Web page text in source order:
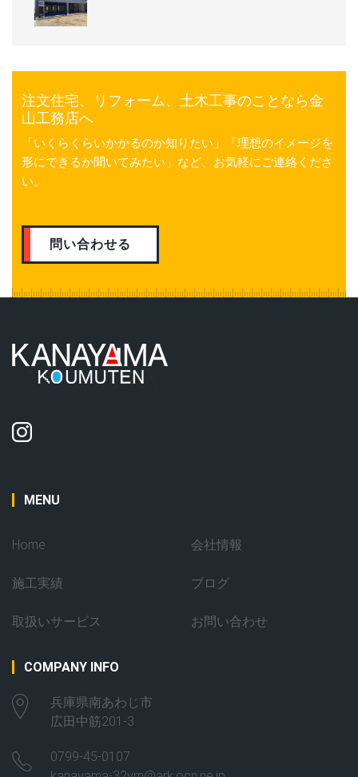
注文住宅、リフォーム、土木工事のことなら金
山工務店へ
「いくらくらいかかるのか知りたい」「理想のイメージを
形にできるか聞いてみたい」など、お気軽にご連絡くださ
い。
問い合わせる
MENU
Home
施工実績
取扱いサービス
会社情報
ブログ
お問い合わせ
COMPANY INFO
兵庫県南あわじ市
広田中筋201-3
0799-45-0107